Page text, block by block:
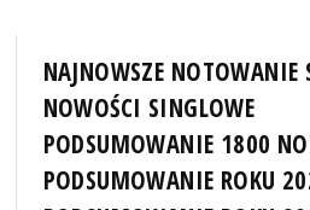
NAJNOWSZE NOTOWANIE
NOWOŚCI SINGLOWE
PODSUMOWANIE 1800
PODSUMOWANIE ROKU